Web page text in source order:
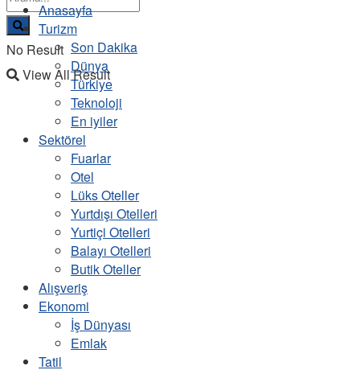
No Result
View All Result
Anasayfa
Turizm
Son Dakika
Dünya
Türkiye
Teknoloji
En iyiler
Sektörel
Fuarlar
Otel
Lüks Oteller
Yurtdışı Otelleri
Yurtiçi Otelleri
Balayı Otelleri
Butik Oteller
Alışveriş
Ekonomi
İş Dünyası
Emlak
Tatil